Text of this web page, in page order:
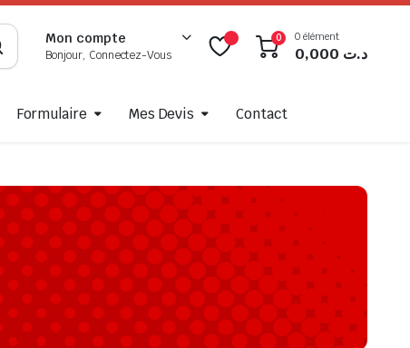
Mon compte
Bonjour, Connectez-Vous
0 0 élément
د.ت
Formulaire Mes Devis Contact